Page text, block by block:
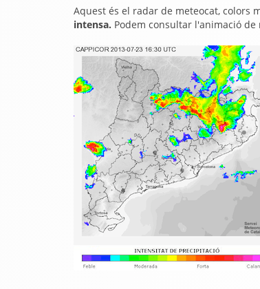
Aquest és el radar de meteocat, colors
intensa. Podem consultar l'animació